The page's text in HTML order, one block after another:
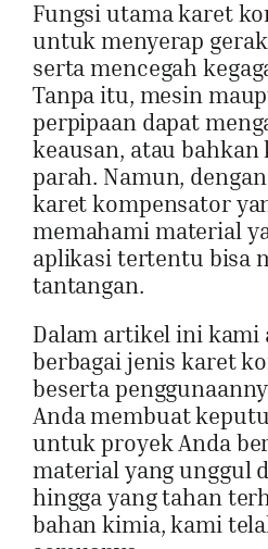
Fungsi utama karet
untuk menyerap
serta mencegah
Tanpa itu, mesin
perpipaan dapat
keausan, atau bahkan
parah. Namun,
karet kompensator
memahami material
aplikasi tertentu bisa
tantangan.
Dalam artikel ini kami
berbagai jenis karet
beserta
Anda membuat
untuk proyek Anda
material yang unggul
hingga yang tahan
bahan kimia, kami